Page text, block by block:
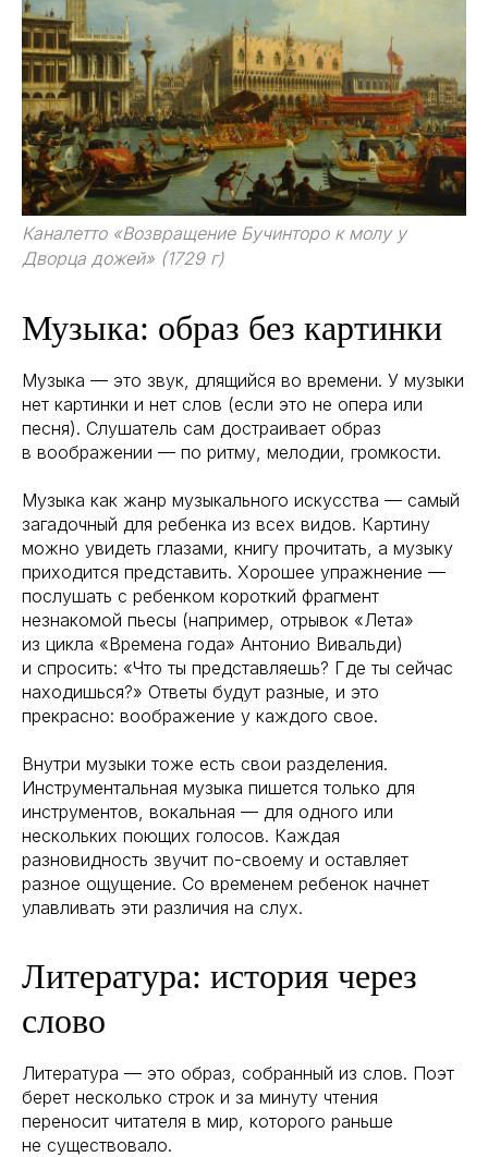
Каналетто «Возвращение Бучинторо к молу у
Дворца дожей» (1729 г)
Музыка: образ без картинки
Музыка — это звук, длящийся во времени. У музыки
нет картинки и нет слов (если это не опера или
песня). Слушатель сам достраивает образ
в воображении — по ритму, мелодии, громкости.
Музыка как жанр музыкального искусства — самый
загадочный для ребенка из всех видов. Картину
можно увидеть глазами, книгу прочитать, а музыку
приходится представить. Хорошее упражнение —
послушать с ребенком короткий фрагмент
незнакомой пьесы (например, отрывок «Лета»
из цикла «Времена года» Антонио Вивальди)
и спросить: «Что ты представляешь? Где ты сейчас
находишься?» Ответы будут разные, и это
прекрасно: воображение у каждого свое.
Внутри музыки тоже есть свои разделения.
Инструментальная музыка пишется только для
инструментов, вокальная — для одного или
нескольких поющих голосов. Каждая
разновидность звучит по-своему и оставляет
разное ощущение. Со временем ребенок начнет
улавливать эти различия на слух.
Литература: история через
слово
Литература — это образ, собранный из слов. Поэт
берет несколько строк и за минуту чтения
переносит читателя в мир, которого раньше
не существовало.